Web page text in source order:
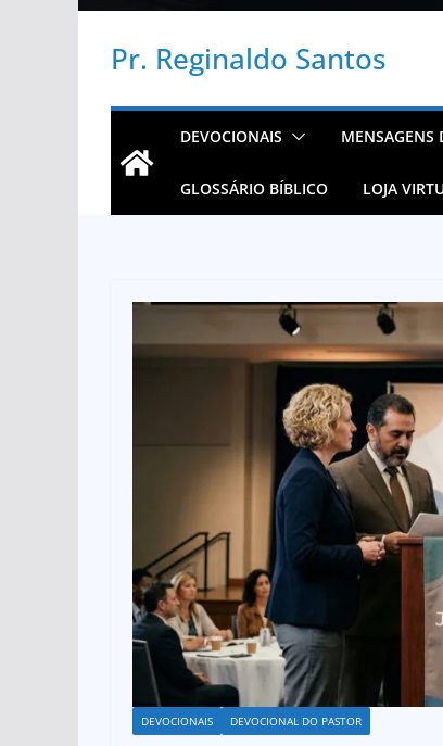
Pr. Reginaldo Santos
DEVOCIONAIS MENSAGENS
GLOSSÁRIO BÍBLICO LOJA
DEVOCIONAIS DEVOCIONAL DO PASTOR